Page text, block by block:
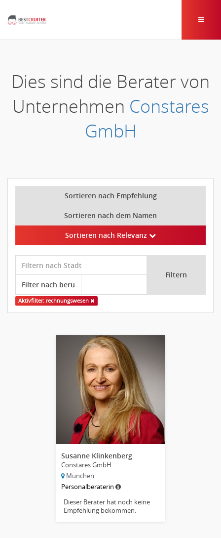
Dies sind die Berater von
Unternehmen Constares
GmbH
Sortieren nach Empfehlung
Sortieren nach dem Namen
Sortieren nach Relevanz
Filtern
Aktivfilter: rechnungswesen
Susanne Klinkenberg
Constares GmbH
München
Personalberaterin
Dieser Berater hat noch keine
Empfehlung bekommen.